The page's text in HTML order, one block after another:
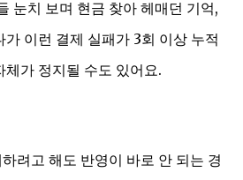
눈치 보며 현금 찾아 헤매던 기억,
이런 결제 실패가 3회 이상 누적
체가 정지될 수도 있어요.
려고 해도 반영이 바로 안 되는 경